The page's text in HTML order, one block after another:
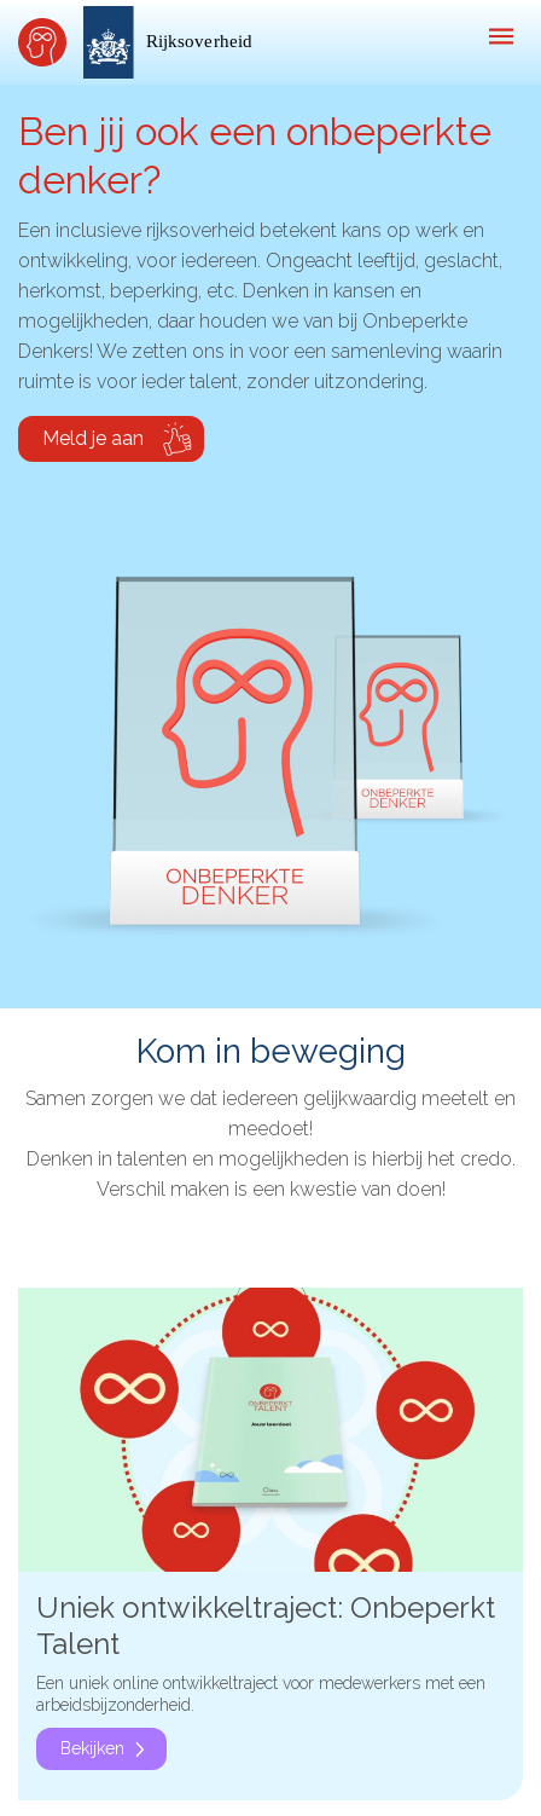
Inspiratie
Kijk-, lees- & luistertips
Mini- docu’s
Ode galerij
Podcasts: serie open gesprekken
Bekijk volledig overzicht
Breng een ODE!
Ver- en vooroordelencheck
De Teamaanpak
In jouw organisatie
De beweging in cijfers
Updates & nieuws
Privacy Statement
Cookiebeleid (EU)
Ben jij ook een onbeperkte
denker?
Een inclusieve rijksoverheid betekent kans op werk en
ontwikkeling, voor iedereen. Ongeacht leeftijd, geslacht,
herkomst, beperking, etc. Denken in kansen en
mogelijkheden, daar houden we van bij Onbeperkte
Denkers! We zetten ons in voor een samenleving waarin
ruimte is voor ieder talent, zonder uitzondering.
Meld je aan
Kom in beweging
Samen zorgen we dat iedereen gelijkwaardig meetelt en
meedoet!
Denken in talenten en mogelijkheden is hierbij het credo.
Verschil maken is een kwestie van doen!
Uniek ontwikkeltraject: Onbeperkt
Talent
Een uniek online ontwikkeltraject voor medewerkers met een
arbeidsbijzonderheid.
Bekijken